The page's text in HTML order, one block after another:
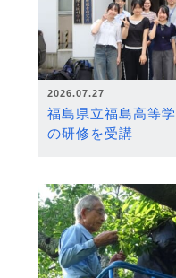
2026.07.27
福島県立福島高等
の研修を受講